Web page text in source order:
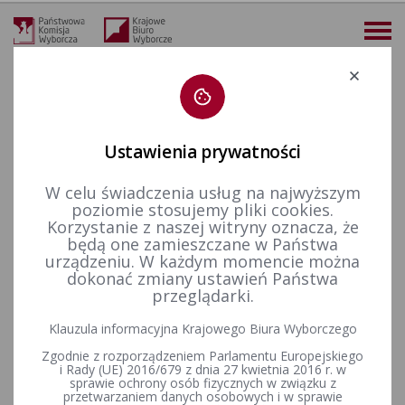
Deklaracja dostępności
więcej
Wybory i referenda Wybory do Sejmu i do Senatu Wybory uzupełniające do Senatu RP
Kadencja 2001-2005
Okręg nr 1 - Obwieszczenie Państwowej Komisji Wyborczej z dnia 12 lipca 2004 r. o wynikach wyborów uzupełniających do Senatu Rzeczypospolitej Polskiej przeprowadzonych w dniu 11 lipca 2004 r.
Okręg nr 1 - Obwieszczenie
Państwowej Komisji Wyborczej
z dnia 12 lipca 2004 r. o
wynikach wyborów
Ustawienia prywatności
W celu świadczenia usług na najwyższym
poziomie stosujemy pliki cookies.
Korzystanie z naszej witryny oznacza, że
będą one zamieszczane w Państwa
urządzeniu. W każdym momencie można
dokonać zmiany ustawień Państwa
przeglądarki.
Klauzula informacyjna Krajowego Biura Wyborczego
Zgodnie z rozporządzeniem Parlamentu Europejskiego
i Rady (UE) 2016/679 z dnia 27 kwietnia 2016 r. w
sprawie ochrony osób fizycznych w związku z
przetwarzaniem danych osobowych i w sprawie